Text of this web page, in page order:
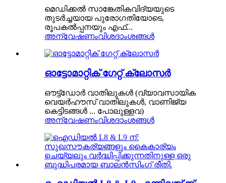
മെഡിക്കൽ സാങ്കേതികവിദ്യയുടെ
തുടർച്ചയായ പുരോഗതിയോടെ,
രൂപകൽപ്പനയും എഫ്...
അന്വേഷണംവിശദാംശങ്ങൾ
ഓട്ടോമാറ്റിക് ഗേറ്റ് ക്ലോസർ
ഔട്ട്ഡോർ വാതിലുകൾ (വ്യാവസായിക
വെയർഹൗസ് വാതിലുകൾ, വാണിജ്യ
കെട്ടിടങ്ങൾ ... പോലുള്ളവ)
അന്വേഷണംവിശദാംശങ്ങൾ